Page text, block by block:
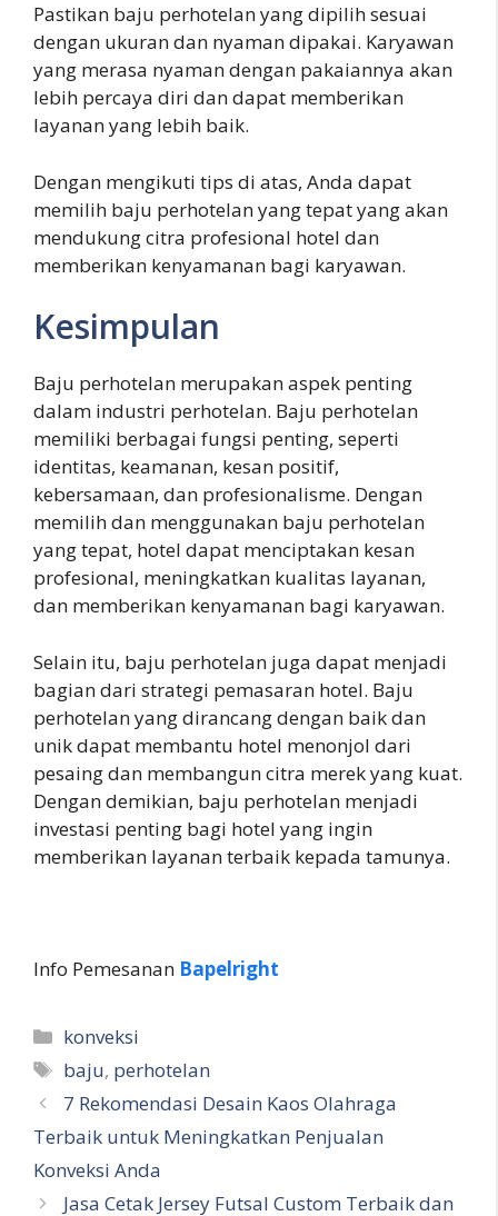
Pastikan baju perhotelan yang dipilih sesuai
dengan ukuran dan nyaman dipakai. Karyawan
yang merasa nyaman dengan pakaiannya akan
lebih percaya diri dan dapat memberikan
layanan yang lebih baik.
Dengan mengikuti tips di atas, Anda dapat
memilih baju perhotelan yang tepat yang akan
mendukung citra profesional hotel dan
memberikan kenyamanan bagi karyawan.
Kesimpulan
Baju perhotelan merupakan aspek penting
dalam industri perhotelan. Baju perhotelan
memiliki berbagai fungsi penting, seperti
identitas, keamanan, kesan positif,
kebersamaan, dan profesionalisme. Dengan
memilih dan menggunakan baju perhotelan
yang tepat, hotel dapat menciptakan kesan
profesional, meningkatkan kualitas layanan,
dan memberikan kenyamanan bagi karyawan.
Selain itu, baju perhotelan juga dapat menjadi
bagian dari strategi pemasaran hotel. Baju
perhotelan yang dirancang dengan baik dan
unik dapat membantu hotel menonjol dari
pesaing dan membangun citra merek yang kuat.
Dengan demikian, baju perhotelan menjadi
investasi penting bagi hotel yang ingin
memberikan layanan terbaik kepada tamunya.
Info Pemesanan Bapelright
Kategori
konveksi
Tag
baju, perhotelan
7 Rekomendasi Desain Kaos Olahraga
Terbaik untuk Meningkatkan Penjualan
Konveksi Anda
Jasa Cetak Jersey Futsal Custom Terbaik dan